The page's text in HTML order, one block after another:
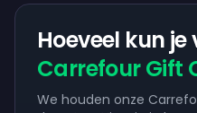
Hoeveel kun
Carrefour Gift
We houden onze